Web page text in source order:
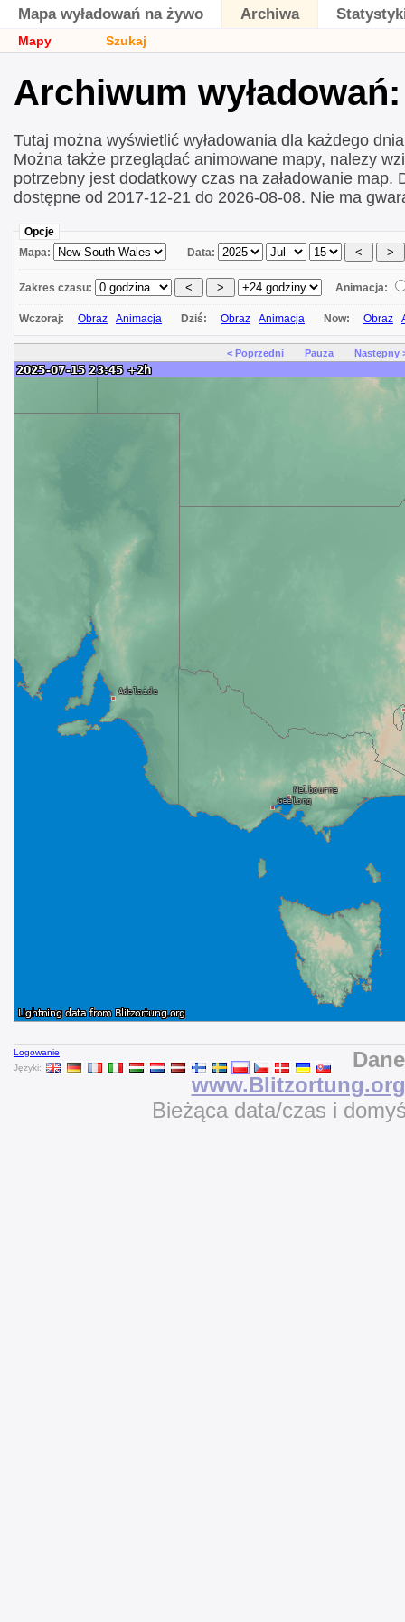
Mapa wyładowań na żywo Archiwa
Mapy Szukaj
Archiwum
Tutaj można wyświetlić wyładowania dla każdego
Można także przeglądać animowane mapy, nalezy
potrzebny jest dodatkowy czas na załadowanie map.
dostępne od 2017-12-21 do 2026-08-08. Nie ma
Opcje
Mapa:
Data:
Zakres czasu: Animacja:
Wczoraj: Obraz Animacja Dziś: Obraz Animacja Now: Obraz
< Poprzedni Pauza Następny
Logowanie
Języki:
www.Blitzortung.org
Bieżąca data/czas i